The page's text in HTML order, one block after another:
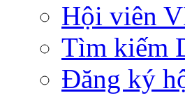
Hội viên
Tìm kiếm
Đăng ký